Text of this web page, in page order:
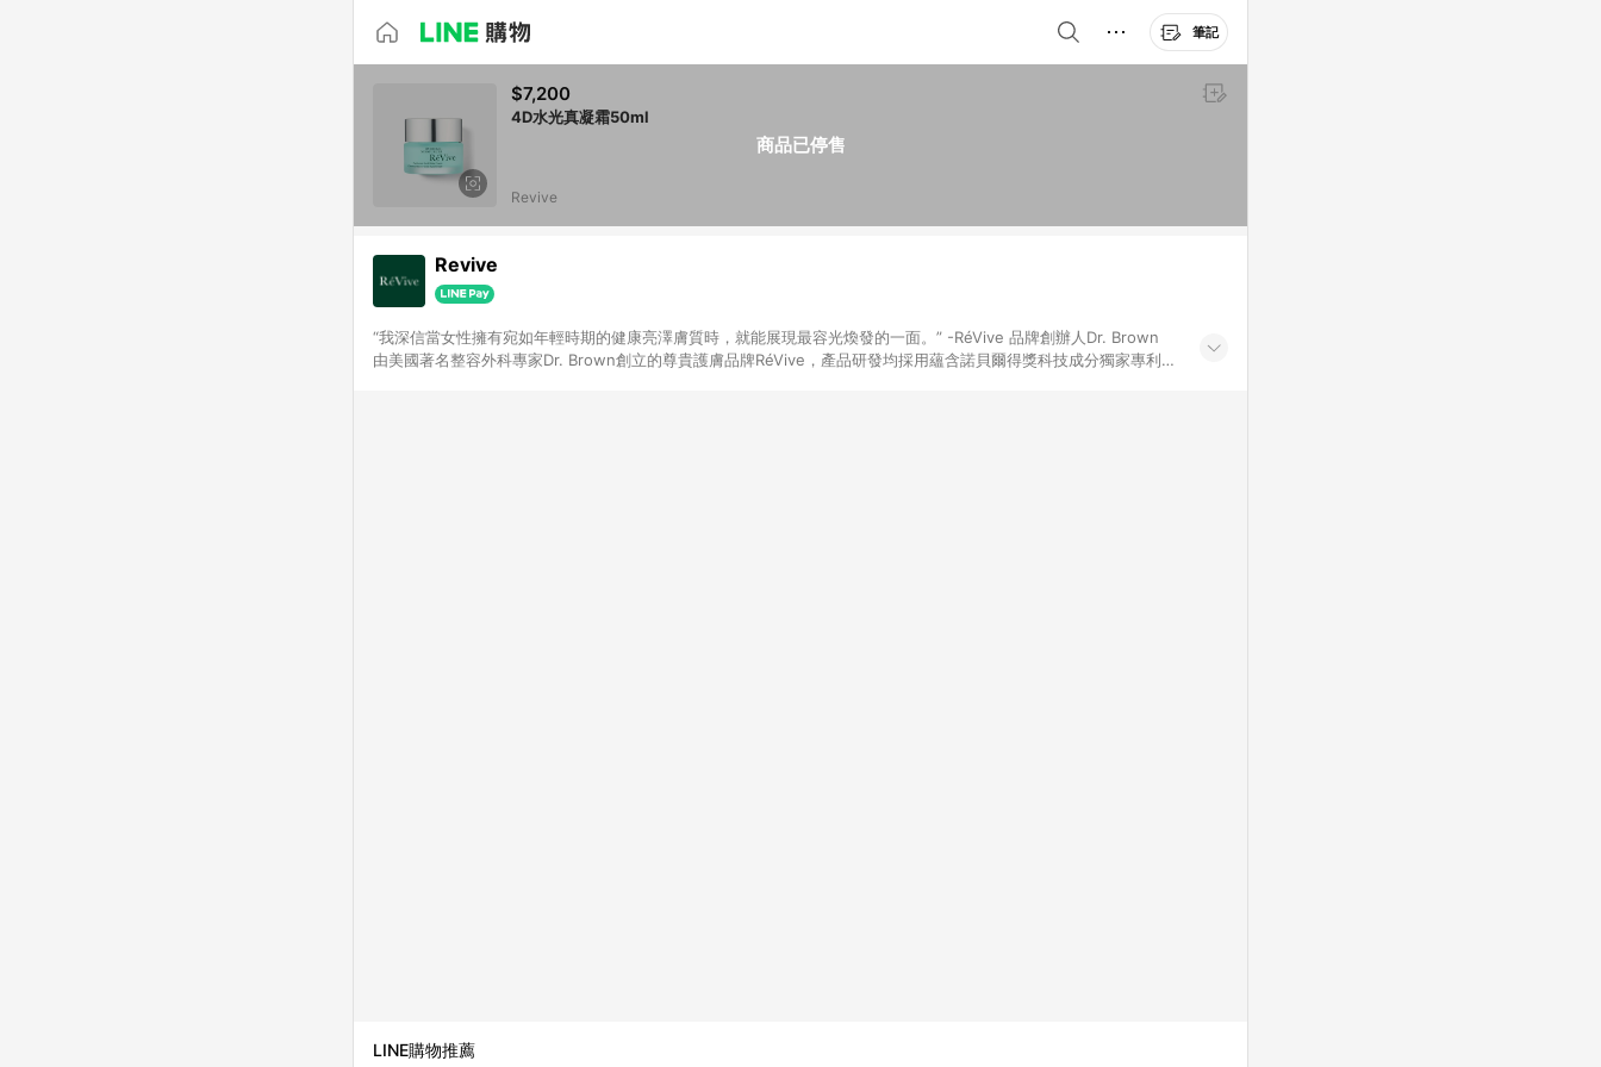
筆記
商品已停售
$7,200
4D水光真凝霜50ml
Revive
Revive
“我深信當女性擁有宛如年輕時期的健康亮澤膚質時，就能展現最容光煥發的一面。” -RéVive 品牌創辦人Dr. Brown
由美國著名整容外科專家Dr. Brown創立的尊貴護膚品牌RéVive，產品研發均採用蘊含諾貝爾得獎科技成分獨家專利抗
LINE購物推薦